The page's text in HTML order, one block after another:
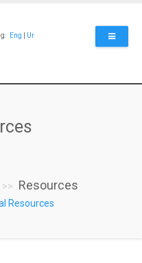
Eng Ur
Resources
Resources